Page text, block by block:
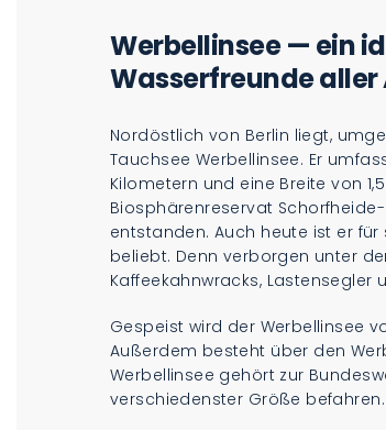
Werbellinsee — ein
Wasserfreunde aller
Nordöstlich von Berlin liegt,
Tauchsee Werbellinsee. Er
Kilometern und eine Breite von
Biosphärenreservat
entstanden. Auch heute ist er
beliebt. Denn verborgen unter
Kaffeekahnwracks, Lastensegler
Gespeist wird der Werbellinsee
Außerdem besteht über den
Werbellinsee gehört zur
verschiedenster Größe befahren.